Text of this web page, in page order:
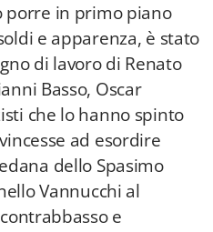
porre in primo piano
e apparenza, è stato
di lavoro di Renato
Basso, Oscar
che lo hanno spinto
ad esordire
dello Spasimo
Vannucchi al
e